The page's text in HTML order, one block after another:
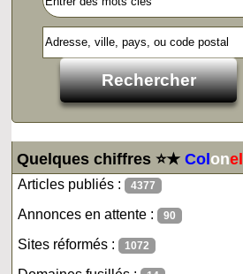
Quelques chiffres ⭐★Colonel
Articles publiés : 4377
Annonces en attente : 90
Sites réformés : 1072